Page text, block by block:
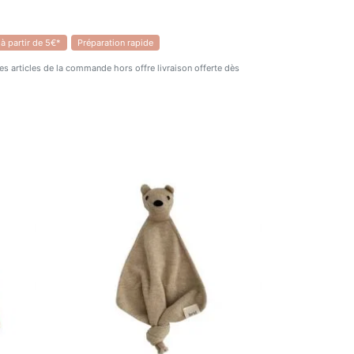
lorsque bébé les portera les
s'arrête après avoir été porté
partir de 5€* Préparation rapide
articles de la commande hors offre livraison offerte dès